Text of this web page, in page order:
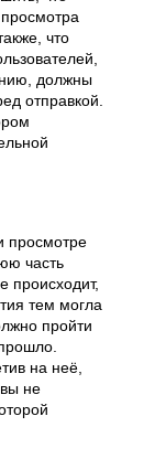
что
должны
отправкой.
просмотре
часть
происходит,
тем могла
пройти
на неё,
не